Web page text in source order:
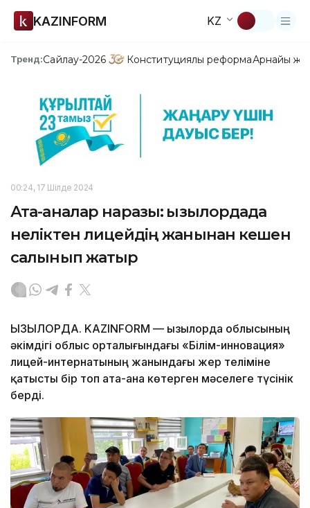
KAZINFORM KZ
Тренд:Сайлау-2026 Конституциялық реформаАрнайы
00:24, 17 Шілде 2024
Ата-аналар наразы: Қызылордада
неліктен лицейдің жанынан кешен
салынып жатыр
ҚЫЗЫЛОРДА. KAZINFORM — Қызылорда облысының
әкімдігі облыс орталығындағы «Білім-инновация»
лицей-интернатының жанындағы жер теліміне
қатысты бір топ ата-ана көтерген мәселеге түсінік
берді.